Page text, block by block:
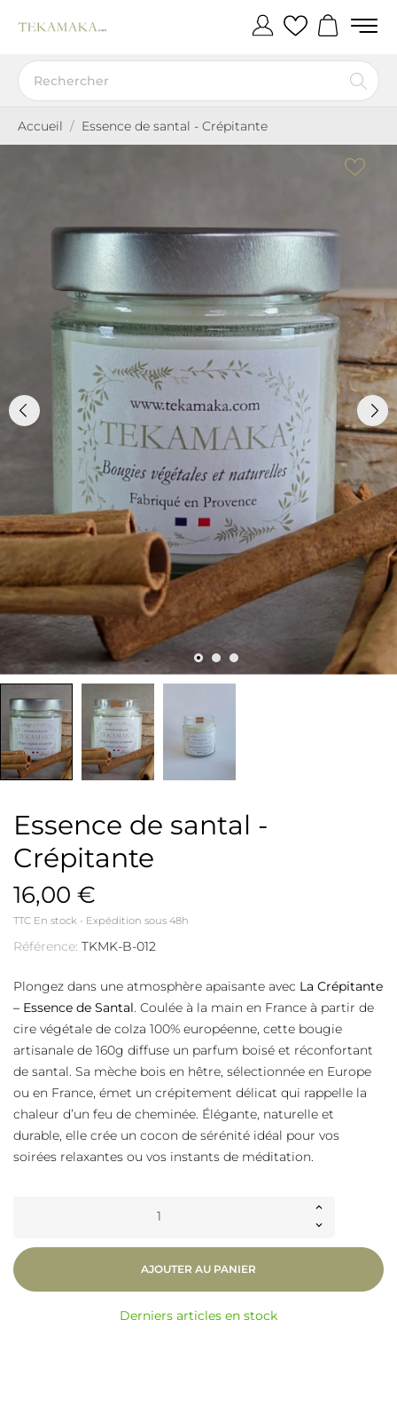
Accueil Essence de santal - Crépitante
Essence de santal -
Crépitante
16,00 €
TTC En stock - Expédition sous 48h
Référence: TKMK-B-012
Plongez dans une atmosphère apaisante avec La Crépitante
– Essence de Santal. Coulée à la main en France à partir de
cire végétale de colza 100% européenne, cette bougie
artisanale de 160g diffuse un parfum boisé et réconfortant
de santal. Sa mèche bois en hêtre, sélectionnée en Europe
ou en France, émet un crépitement délicat qui rappelle la
chaleur d’un feu de cheminée. Élégante, naturelle et
durable, elle crée un cocon de sérénité idéal pour vos
soirées relaxantes ou vos instants de méditation.
AJOUTER AU PANIER
Derniers articles en stock